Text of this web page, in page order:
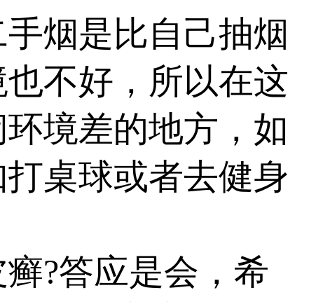
烟是比自己抽烟
不好，所以在这
境差的地方，如
桌球或者去健身
?答应是会，希